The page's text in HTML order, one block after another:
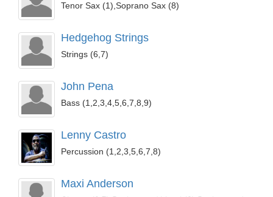
Tenor Sax (1),Soprano Sax (8)
Hedgehog Strings
Strings (6,7)
John Pena
Bass (1,2,3,4,5,6,7,8,9)
Lenny Castro
Percussion (1,2,3,5,6,7,8)
Maxi Anderson